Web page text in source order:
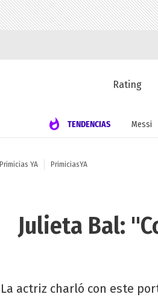
Rating
TENDENCIAS Messi
Primicias YA PrimiciasYA
Julieta Bal:
La actriz charló con este